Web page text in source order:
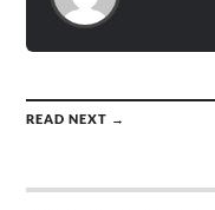
READ NEXT →